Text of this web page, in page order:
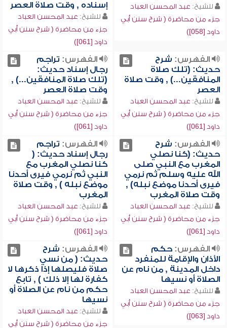
للشيخ: عبد المحسن العباد
جزء من محاضرة ( شرح سنن أبي
داود [058])
إسناده , وقت صلاة العصر
للشيخ: عبد المحسن العباد
جزء من محاضرة ( شرح سنن أبي
داود [061])
الفهرس: شرح
حديث: (تلك صلاة
المنافقين...) , وقت صلاة
العصر
للشيخ: عبد المحسن العباد
جزء من محاضرة ( شرح سنن أبي
داود [061])
الفهرس: تراجم
رجال إسناد حديث:
(تلك صلاة المنافقين...) ,
وقت صلاة العصر
للشيخ: عبد المحسن العباد
جزء من محاضرة ( شرح سنن أبي
داود [061])
الفهرس: شرح
حديث: (كنا نصلي
المغرب مع النبي صلى
الله عليه وسلم ثم نرمي
فيرى أحدنا موضع نبله) ,
وقت صلاة المغرب
للشيخ: عبد المحسن العباد
جزء من محاضرة ( شرح سنن أبي
داود [061])
الفهرس: تراجم
رجال إسناد حديث: (
كنا نصلي المغرب مع
النبي ثم نرمي فيرى أحدنا
موضع نبله ) , وقت صلاة
المغرب
للشيخ: عبد المحسن العباد
جزء من محاضرة ( شرح سنن أبي
داود [061])
الفهرس:حكم
الأذان والإقامة للمنفرد
داخل المدينة , من نام عن
الصلاة أو نسيها
للشيخ: عبد المحسن العباد
جزء من محاضرة ( شرح سنن أبي
داود [063])
الفهرس: شرح
حديث: ( من نسي
صلاة فليصلها إذا ذكرها لا
كفارة لها إلا ذلك ) , تابع
حكم من نام عن الصلاة أو
نسيها
للشيخ: عبد المحسن العباد
جزء من محاضرة ( شرح سنن أبي